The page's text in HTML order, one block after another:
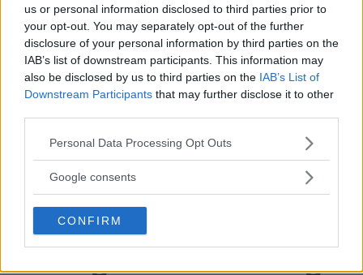
us or personal information disclosed to third parties prior to
your opt-out. You may separately opt-out of the further
disclosure of your personal information by third parties on the
IAB’s list of downstream participants. This information may
also be disclosed by us to third parties on the IAB’s List of
Downstream Participants that may further disclose it to other
Please note that this website/app uses one or more Google
not limited to your visit or usage behaviour. You may click to
use your data for below specified purposes in below Google
consent section.
Personal Data Processing Opt Outs
Google consents
CONFIRM
Dolby Vision 2 lanseras –